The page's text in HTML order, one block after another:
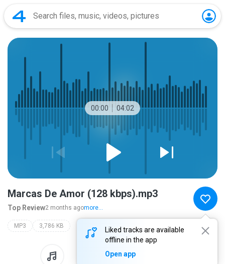
00:00 04:02
Liked tracks are available
offline in the app
Open app
Marcas De Amor (128 kbps).mp3
Top Review2 months agomore...
MP3 3,786 KB